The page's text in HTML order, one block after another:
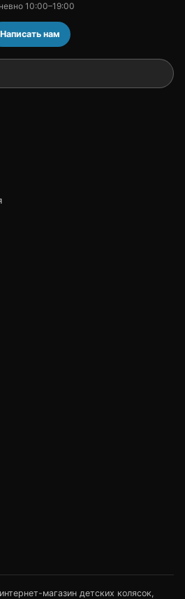
10:00–19:00
Написать нам
магазин детских колясок,